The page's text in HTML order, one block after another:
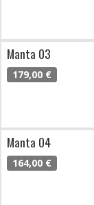
Manta 03
179,00 €
Manta 04
164,00 €